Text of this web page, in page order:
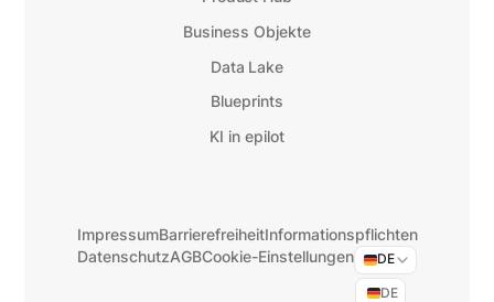
Business Objekte
Data Lake
Blueprints
KI in epilot
ImpressumBarrierefreiheitInformationspflichten
DatenschutzAGBCookie-Einstellungen DE
DE